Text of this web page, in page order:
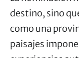
destino, sino
como una
paisajes